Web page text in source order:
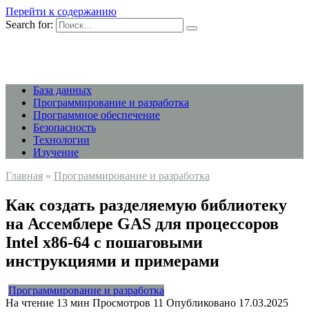
Перейти к содержанию
Search for:
База данных
Программирование и разработка
Программное обеспечение
Безопасность
Технологии
Изучение
Главная » Программирование и разработка
Как создать разделяемую библиотеку
на Ассемблере GAS для процессоров
Intel x86-64 с пошаговыми
инструкциями и примерами
Программирование и разработка
На чтение 13 мин Просмотров 11 Опубликовано 17.03.2025